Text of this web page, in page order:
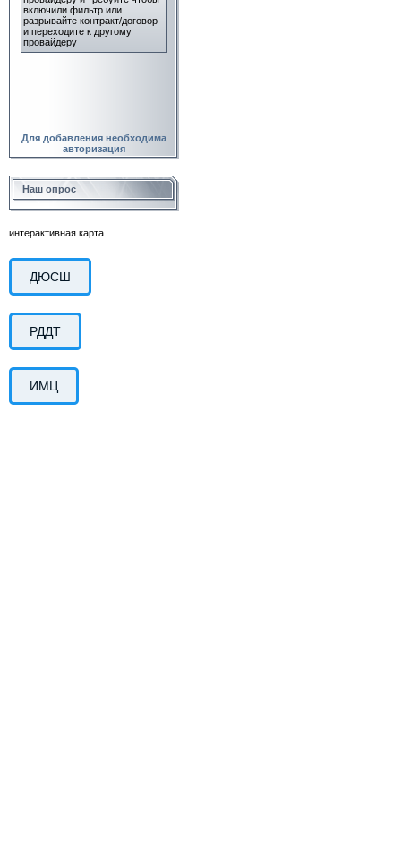
Для добавления необходима
авторизация
Наш опрос
интерактивная карта
ДЮСШ
РДДТ
ИМЦ